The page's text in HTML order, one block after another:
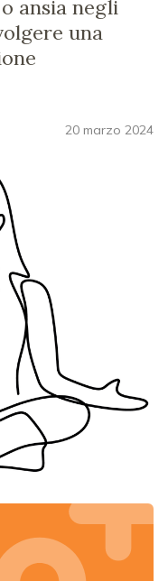
ansia negli
una
20 marzo 2024